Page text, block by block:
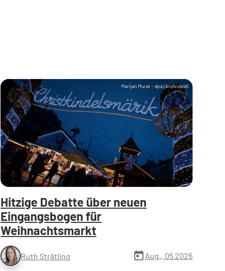
Marijan Murat - dpa (Archivbild)
Hitzige Debatte über neuen
Eingangsbogen für
Weihnachtsmarkt
Ruth Strätling today Aug., 05 2026